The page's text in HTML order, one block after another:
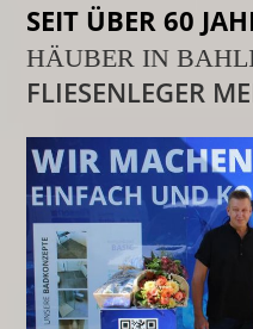
SEIT ÜBER 60
HÄUBER IN
FLIESENLEGER